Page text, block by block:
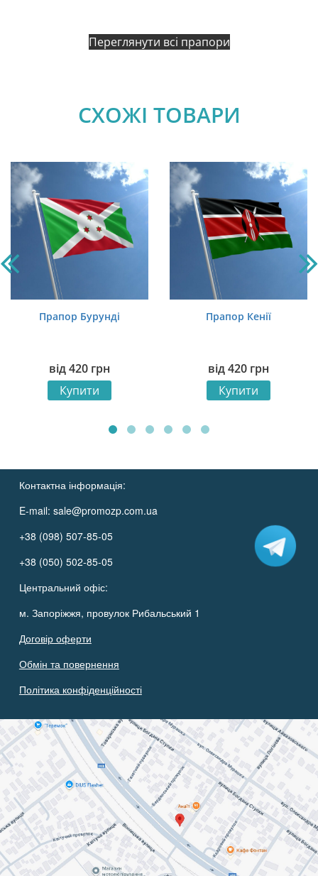
Переглянути всі прапори
СХОЖІ ТОВАРИ
Прапор Бурунді
від420 грн
Купити
Прапор Кенії
від420 грн
Купити
Контактна інформація:
E-mail: sale@promozp.com.ua
+38 (098) 507-85-05
+38 (050) 502-85-05
Центральний офіс:
м. Запоріжжя, провулок Рибальський 1
Договір оферти
Обмін та повернення
Політика конфіденційності